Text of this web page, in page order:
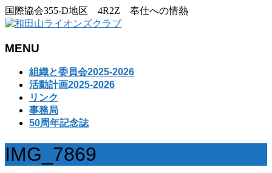
国際協会355-D地区 4R2Z 奉仕への情熱
MENU
ば
す
組織と委員会2025-2026
活動計画2025-2026
リンク
事務局
50周年記念誌
IMG_7869